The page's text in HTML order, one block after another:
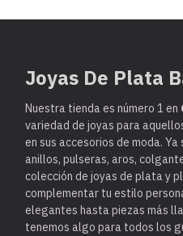
Joyas De Plata
Nuestra tienda es número 1 en
variedad de joyas para
en sus accesorios de moda.
anillos, pulseras, aros,
colección de joyas de plata y
complementar tu estilo
elegantes hasta piezas más
tenemos algo para todos los